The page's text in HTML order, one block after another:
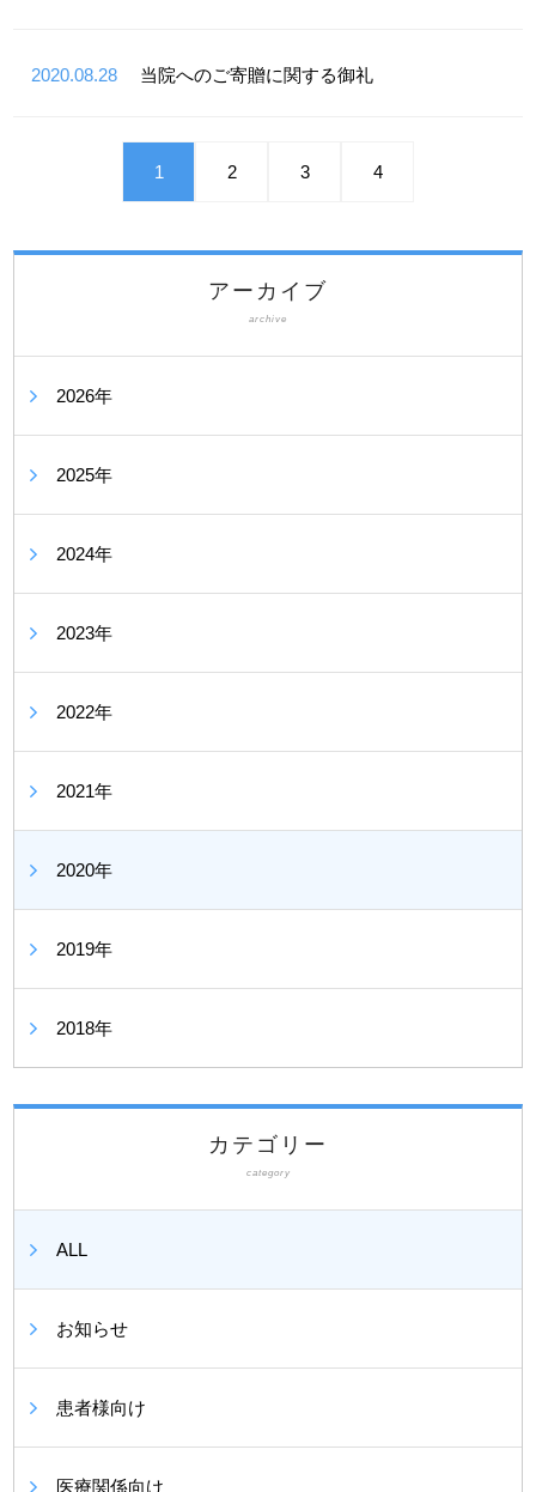
2020.08.28 当院へのご寄贈に関する御礼
1 2 3 4
アーカイブ
archive
2026年
2025年
2024年
2023年
2022年
2021年
2020年
2019年
2018年
カテゴリー
category
ALL
お知らせ
患者様向け
医療関係向け